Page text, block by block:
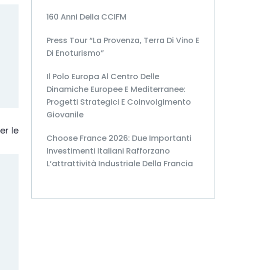
160 Anni Della CCIFM
Press Tour “La Provenza, Terra Di Vino E
Di Enoturismo”
Il Polo Europa Al Centro Delle
Dinamiche Europee E Mediterranee:
Progetti Strategici E Coinvolgimento
Giovanile
Choose France 2026: Due Importanti
Investimenti Italiani Rafforzano
L’attrattività Industriale Della Francia